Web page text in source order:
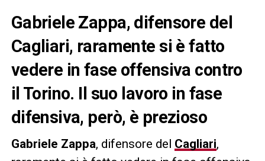
Gabriele Zappa, difensore del
Cagliari, raramente si è fatto
vedere in fase offensiva contro
il Torino. Il suo lavoro in fase
difensiva, però, è prezioso
Gabriele Zappa, difensore del Cagliari,